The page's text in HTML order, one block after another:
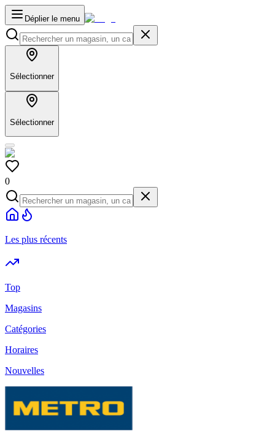
Déplier le menu
Sélectionner
Sélectionner
0
Les plus récents
Top
Magasins
Catégories
Horaires
Nouvelles